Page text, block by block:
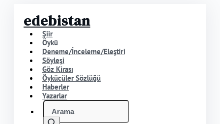
edebistan
Şiir
Öykü
Deneme/İnceleme/Eleştiri
Söyleşi
Göz Kirası
Öykücüler Sözlüğü
Haberler
Yazarlar